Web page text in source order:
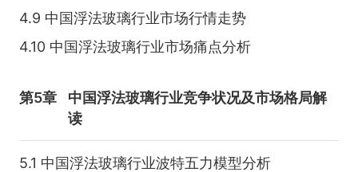
4.9 中国浮法玻璃行业市场行情走势
4.10 中国浮法玻璃行业市场痛点分析
第5章
中国浮法玻璃行业竞争状况及市场格局解
读
5.1 中国浮法玻璃行业波特五力模型分析